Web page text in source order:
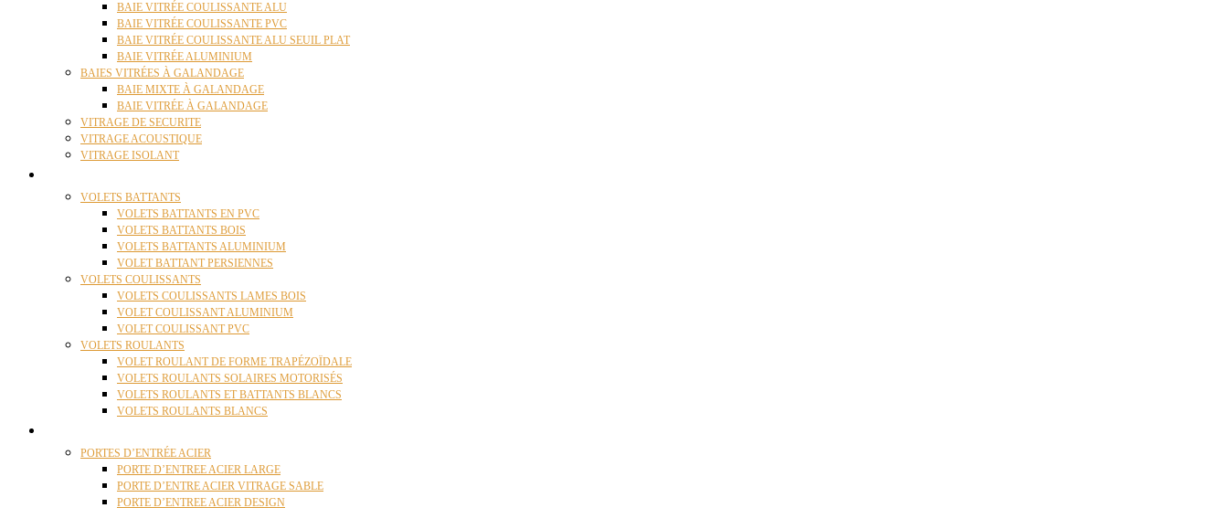
BAIE VITRÉE COULISSANTE ALU
BAIE VITRÉE COULISSANTE PVC
BAIE VITRÉE COULISSANTE ALU SEUIL PLAT
BAIE VITRÉE ALUMINIUM
BAIES VITRÉES À GALANDAGE
BAIE MIXTE À GALANDAGE
BAIE VITRÉE À GALANDAGE
VITRAGE DE SECURITE
VITRAGE ACOUSTIQUE
VITRAGE ISOLANT
VOLETS BATTANTS
VOLETS BATTANTS EN PVC
VOLETS BATTANTS BOIS
VOLETS BATTANTS ALUMINIUM
VOLET BATTANT PERSIENNES
VOLETS COULISSANTS
VOLETS COULISSANTS LAMES BOIS
VOLET COULISSANT ALUMINIUM
VOLET COULISSANT PVC
VOLETS ROULANTS
VOLET ROULANT DE FORME TRAPÉZOÏDALE
VOLETS ROULANTS SOLAIRES MOTORISÉS
VOLETS ROULANTS ET BATTANTS BLANCS
VOLETS ROULANTS BLANCS
PORTES D’ENTRÉE ACIER
PORTE D’ENTREE ACIER LARGE
PORTE D’ENTRE ACIER VITRAGE SABLE
PORTE D’ENTREE ACIER DESIGN